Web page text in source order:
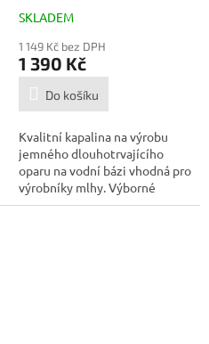
SKLADEM
1 149 Kč bez DPH
1 390 Kč
Do košíku
Kvalitní kapalina na výrobu
jemného dlouhotrvajícího
oparu na vodní bázi vhodná pro
výrobníky mlhy. Výborné
reflexní...